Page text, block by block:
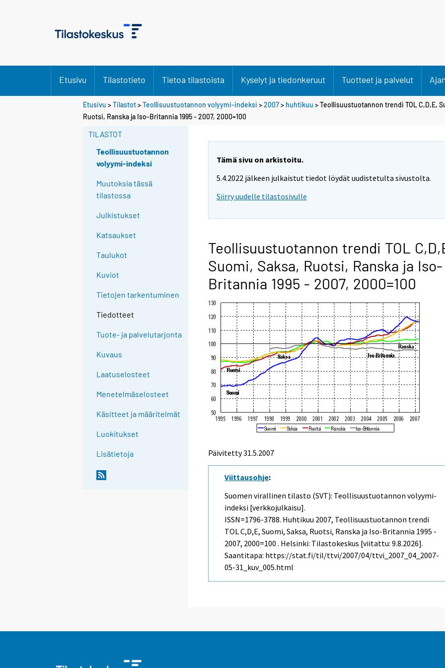
Etusivu Tilastotieto Tietoa tilastoista Kyselyt ja tiedonkeruut Tuotteet ja palvelut
Etusivu >Tilastot>Teollisuustuotannon volyymi-indeksi >2007> huhtikuu > Teollisuustuotannon trendi TOL C,D,E,
Ruotsi, Ranska ja Iso-Britannia 1995 - 2007, 2000=100
TILASTOT
Teollisuustuotannon
volyymi-indeksi
Muutoksia tässä
tilastossa
Julkistukset
Katsaukset
Taulukot
Kuviot
Tietojen tarkentuminen
Tiedotteet
Tuote- ja palvelutarjonta
Kuvaus
Laatuselosteet
Menetelmäselosteet
Käsitteet ja määritelmät
Luokitukset
Lisätietoja
Tämä sivu on arkistoitu.
5.4.2022 jälkeen julkaistut tiedot löydät uudistetulta sivustolta.
Siirry uudelle tilastosivulle
Teollisuustuotannon trendi TOL
Suomi, Saksa, Ruotsi, Ranska ja Iso-
Britannia 1995 - 2007, 2000=100
Päivitetty31.5.2007
Viittausohje:
Suomen virallinen tilasto (SVT): Teollisuustuotannon volyymi-
indeksi [verkkojulkaisu].
ISSN=1796-3788. Huhtikuu 2007, Teollisuustuotannon trendi
TOL C,D,E, Suomi, Saksa, Ruotsi, Ranska ja Iso-Britannia 1995 -
2007, 2000=100 . Helsinki: Tilastokeskus [viitattu: 9.8.2026].
Saantitapa: https://stat.fi/til/ttvi/2007/04/ttvi_2007_04_2007-
05-31_kuv_005.html